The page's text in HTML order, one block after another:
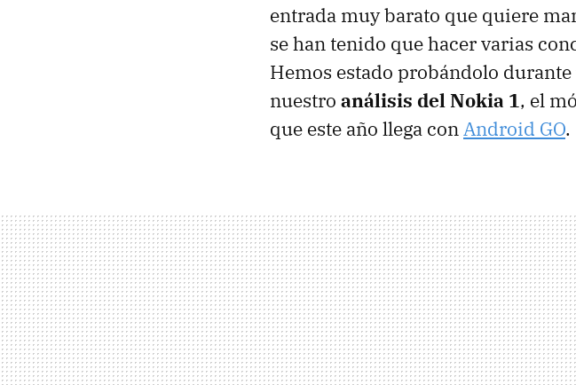
entrada muy barato que quiere
se han tenido que hacer varias
Hemos estado probándolo
nuestro análisis del Nokia 1, el
que este año llega conAndroid GO.